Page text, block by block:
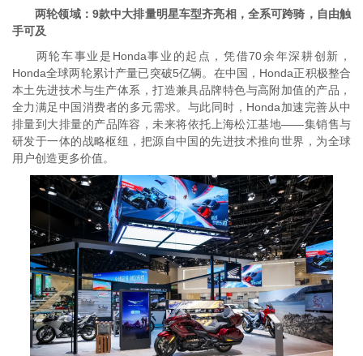
两轮领域：9款中大排量明星车型齐亮相，全系可跨骑，自由触
手可及
两轮车事业是Honda事业的起点，凭借70余年深耕创新，
Honda全球两轮累计产量已突破5亿辆。在中国，Honda正积极整合
本土先进技术与生产体系，打造兼具品牌特色与高附加值的产品，
全力满足中国消费者的多元需求。与此同时，Honda加速完善从中
排量到大排量的产品阵容，未来将依托上海松江基地——集销售与
研发于一体的战略枢纽，把源自中国的先进技术推向世界，为全球
用户创造更多价值。